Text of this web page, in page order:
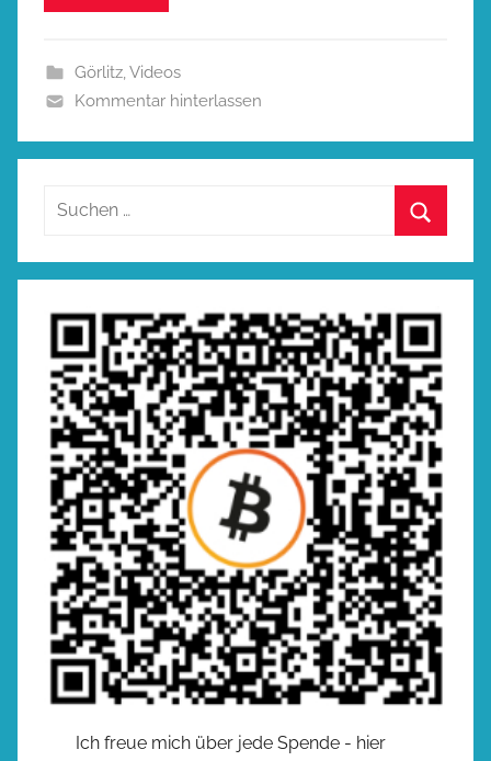
Görlitz, Videos
Kommentar hinterlassen
Suchen
Ich freue mich über jede Spende - hier